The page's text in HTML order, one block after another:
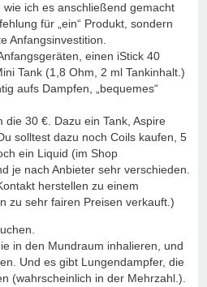
ich es anschließend gemacht
für „ein“ Produkt, sondern
Anfangsinvestition.
einen iStick 40
Tank (1,8 Ohm, 2 ml Tankinhalt.)
aufs Dampfen, „bequemes“
die 30 €. Dazu ein Tank, Aspire
solltest dazu noch Coils kaufen, 5
ein Liquid (im Shop
je nach Anbieter sehr verschieden.
herstellen zu einem
zu sehr fairen Preisen verkauft.)
in den Mundraum inhalieren, und
Und es gibt Lungendampfer, die
(wahrscheinlich in der Mehrzahl.).